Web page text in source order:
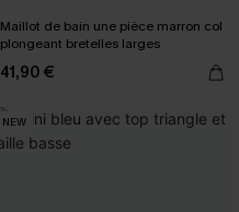
Maillot de bain une pièce marron col
plongeant bretelles larges
41,90 €
NEW